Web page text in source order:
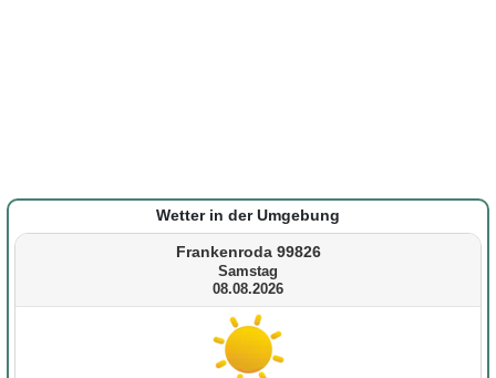
Wetter in der Umgebung
Frankenroda 99826
Samstag
08.08.2026